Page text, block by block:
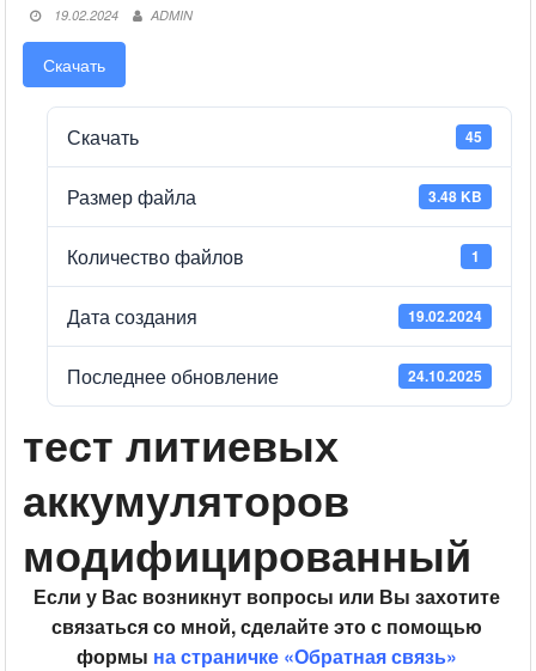
19.02.2024 ADMIN
Скачать
Скачать 45
Размер файла 3.48 KB
Количество файлов 1
Дата создания 19.02.2024
Последнее обновление 24.10.2025
тест литиевых
аккумуляторов
модифицированный
Если у Вас возникнут вопросы или Вы захотите
связаться со мной, сделайте это с помощью
формы на страничке «Обратная связь»